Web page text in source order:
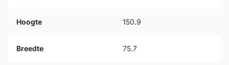
Hoogte 150.9
Breedte 75.7